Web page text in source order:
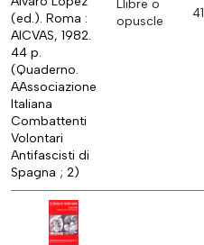
(ed.). Roma :
AICVAS, 1982.
44 p.
(Quaderno.
AAssociazione
Italiana
Combattenti
Volontari
Antifascisti di
Spagna ; 2)
Llibre o
opuscle
41